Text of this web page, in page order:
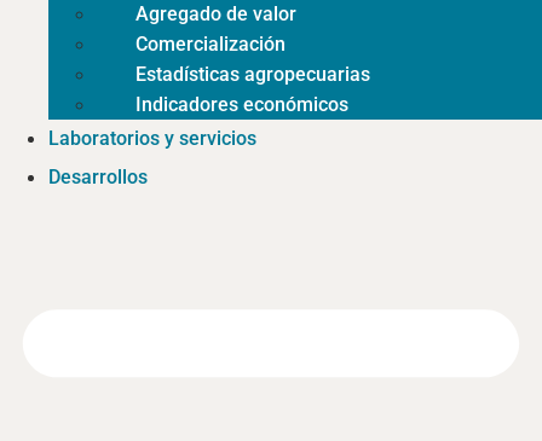
Agregado de valor
Comercialización
Estadísticas agropecuarias
Indicadores económicos
Laboratorios y servicios
Desarrollos